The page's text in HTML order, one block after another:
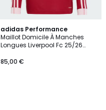
adidas Performance
Maillot Domicile À Manches
Longues Liverpool Fc 25/26
Manches Longues Liverpool
85,00 €